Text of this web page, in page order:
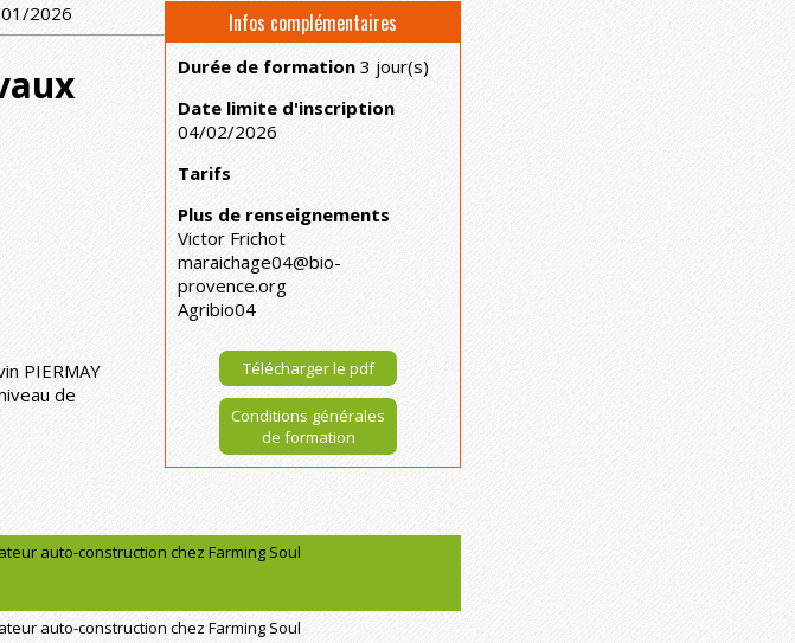
2026
PIERMAY
de
Infos complémentaires
Durée de formation 3 jour(s)
Date limite d'inscription
04/02/2026
Tarifs
Plus de renseignements
Victor Frichot
maraichage04@bio-
provence.org
Agribio04
Télécharger le pdf
Conditions générales
de formation
auto-construction chez Farming Soul
auto-construction chez Farming Soul